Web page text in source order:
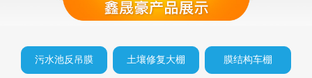
污水池反吊膜 土壤修复大棚 膜结构车棚